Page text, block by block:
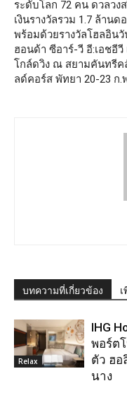
ระดับโลก 72 คน ดวลวง
เงินรางวัลรวม 1.7 ล้านด
พร้อมด้วยรางวัลโฮลอิน
ฮอนด้า ซีอาร์-วี อี:เอชอีวี
โกล์ดวิง ณ สยามคันทรีค
ลด์คอร์ส พัทยา 20-23 ก.
บทความที่เกี่ยวข้อง
Relax
IHG
พอร์ต
ตัว ฮอ
นาง